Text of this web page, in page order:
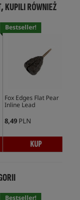
KUPILI RÓWNIEŻ
Bestseller!
Fox Edges Flat Pear
Inline Lead
8,49 PLN
KUP
Bestseller!